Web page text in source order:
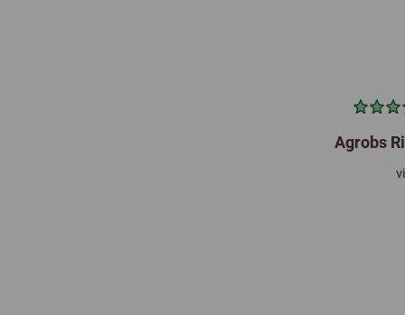
Agrobs